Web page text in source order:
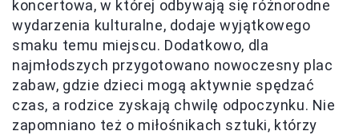
koncertowa, w której odbywają się różnorodne
wydarzenia kulturalne, dodaje wyjątkowego
smaku temu miejscu. Dodatkowo, dla
najmłodszych przygotowano nowoczesny plac
zabaw, gdzie dzieci mogą aktywnie spędzać
czas, a rodzice zyskają chwilę odpoczynku. Nie
zapomniano też o miłośnikach sztuki, którzy